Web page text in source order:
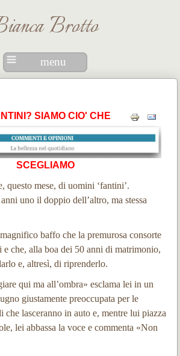
Brotto
menu
SIAMO CIO' CHE
SCEGLIAMO
questo mese, di uomini ‘fantini’.
uno il doppio dell’altro, ma stessa
baffo che la premurosa consorte
e che, alla boa dei 50 anni di matrimonio,
e, altresì, di riprenderlo.
qui ma all’ombra» esclama lei in un
giustamente preoccupata per le
che lasceranno in auto e, mentre lui piazza
lei abbassa la voce e commenta «Non